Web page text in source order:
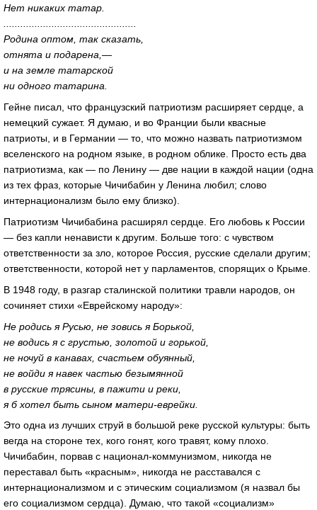
Нет никаких татар.
...............................................
Родина оптом, так сказать,
отнята и подарена,—
и на земле татарской
ни одного татарина.
Гейне писал, что французский патриотизм расширяет сердце, а
немецкий сужает. Я думаю, и во Франции были квасные
патриоты, и в Германии — то, что можно назвать патриотизмом
вселенского на родном языке, в родном облике. Просто есть два
патриотизма, как — по Ленину — две нации в каждой нации (одна
из тех фраз, которые Чичибабин у Ленина любил; слово
интернационализм было ему близко).
Патриотизм Чичибабина расширял сердце. Его любовь к России
— без капли ненависти к другим. Больше того: с чувством
ответственности за зло, которое Россия, русские сделали другим;
ответственности, которой нет у парламентов, спорящих о Крыме.
В 1948 году, в разгар сталинской политики травли народов, он
сочиняет стихи «Еврейскому народу»:
Не родись я Русью, не зовись я Борькой,
не водись я с грустью, золотой и горькой,
не ночуй в канавах, счастьем обуянный,
не войди я навек частью безымянной
в русские трясины, в пажити и реки,
я б хотел быть сыном матери-еврейки.
Это одна из лучших струй в большой реке русской культуры: быть
вегда на стороне тех, кого гонят, кого травят, кому плохо.
Чичибабин, порвав с национал-коммунизмом, никогда не
переставал быть «красным», никогда не расставался с
интернационализмом и с этическим социализмом (я назвал бы
его социализмом сердца). Думаю, что такой «социализм»